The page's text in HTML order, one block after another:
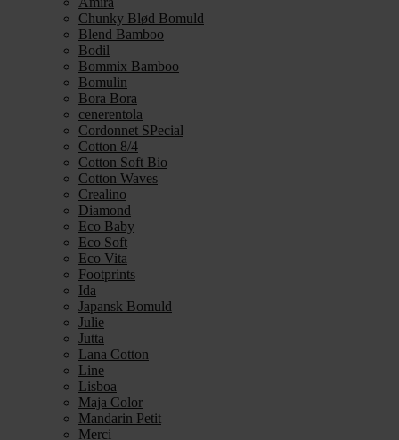
Chunky Blød Bomuld
Blend Bamboo
Bodil
Bommix Bamboo
Bomulin
Bora Bora
cenerentola
Cordonnet SPecial
Cotton 8/4
Cotton Soft Bio
Cotton Waves
Crealino
Diamond
Eco Baby
Eco Soft
Eco Vita
Footprints
Ida
Japansk Bomuld
Julie
Jutta
Lana Cotton
Line
Lisboa
Maja Color
Mandarin Petit
Merci